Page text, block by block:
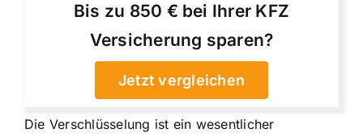
Bis zu 850 € bei Ihrer KFZ
Versicherung sparen?
Jetzt vergleichen
Die Verschlüsselung ist ein wesentlicher